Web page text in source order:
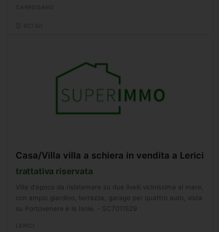
Casa/Villa villa a schiera in vendita a Lerici
trattativa riservata
Villa d'epoca da risistemare su due livelli vicinissima al mare,
con ampio giardino, terrazze, garage per quattro auto, vista
su Portovenere e le Isole. - SC7011529